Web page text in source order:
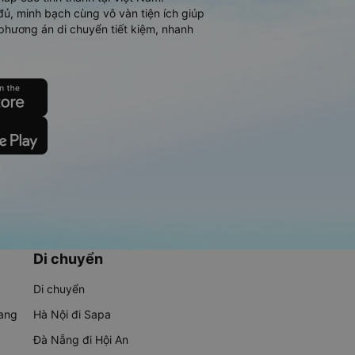
minh bạch cùng vô vàn tiện ích giúp
án di chuyển tiết kiệm, nhanh
Di chuyển
Di chuyển
Hà Nội đi Sapa
Đà Nẵng đi Hội An